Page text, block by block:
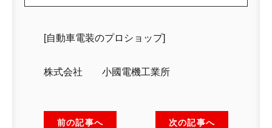
[自動車電装のプロショップ]
株式会社 小國電機工業所
前の記事へ 次の記事へ